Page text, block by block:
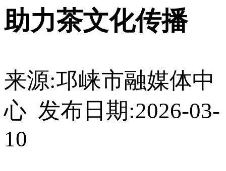
助力茶文化传播
来源:邛崃市融媒体中
心 发布日期:2026-03-
10